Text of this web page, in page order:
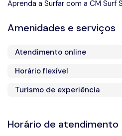
Aprenda a Surfar com a CM Surf
Amenidades e serviços
Atendimento online
Horário flexível
Turismo de experiência
Horário de atendimento